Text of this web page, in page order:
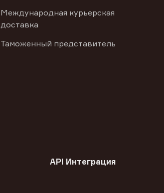
Международная курьерская
доставка
Таможенный представитель
API Интеграция